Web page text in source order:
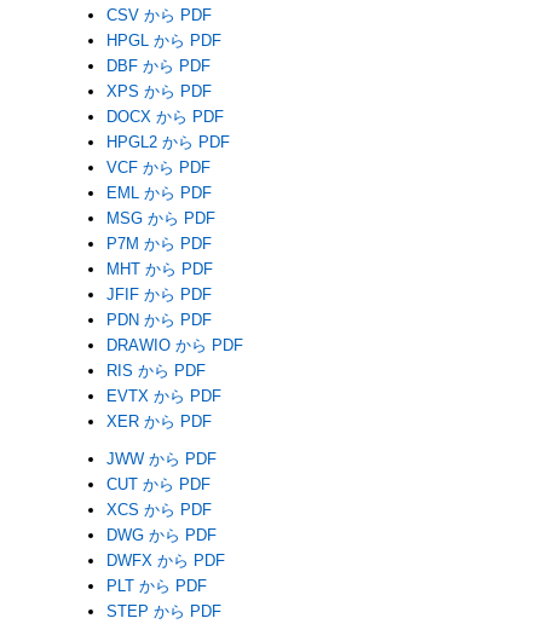
CSV から PDF
HPGL から PDF
DBF から PDF
XPS から PDF
DOCX から PDF
HPGL2 から PDF
VCF から PDF
EML から PDF
MSG から PDF
P7M から PDF
MHT から PDF
JFIF から PDF
PDN から PDF
DRAWIO から PDF
RIS から PDF
EVTX から PDF
XER から PDF
JWW から PDF
CUT から PDF
XCS から PDF
DWG から PDF
DWFX から PDF
PLT から PDF
STEP から PDF